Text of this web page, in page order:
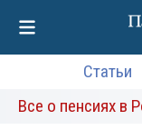
Статьи
Все о пенсиях в